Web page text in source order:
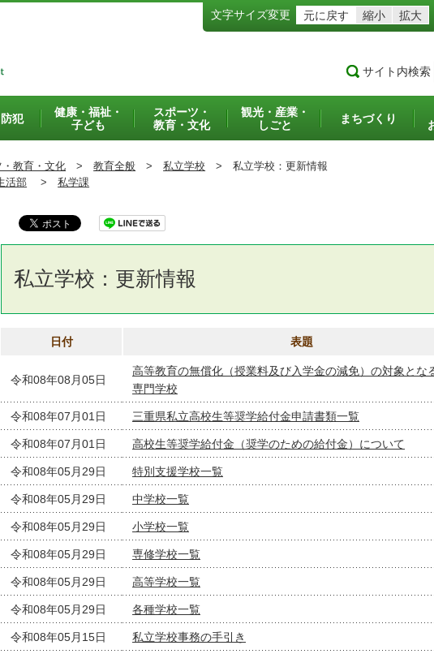
文字サイズ変更 元に戻す 縮小 拡大
サイト内検索
犯
健康・福祉・
子ども
スポーツ・
教育・文化
観光・産業・
しごと
まちづくり
・教育・文化 > 教育全般 > 私立学校 > 私立学校：更新情報
活部 > 私学課
私立学校：更新情報
日付 表題
令和08年08月05日
高等教育の無償化（授業料及び入学金の減免）の対象とな
専門学校
令和08年07月01日 三重県私立高校生等奨学給付金申請書類一覧
令和08年07月01日 高校生等奨学給付金（奨学のための給付金）について
令和08年05月29日 特別支援学校一覧
令和08年05月29日 中学校一覧
令和08年05月29日 小学校一覧
令和08年05月29日 専修学校一覧
令和08年05月29日 高等学校一覧
令和08年05月29日 各種学校一覧
令和08年05月15日 私立学校事務の手引き